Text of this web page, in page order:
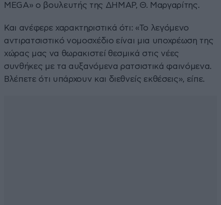
MEGA» ο βουλευτής της ΔΗΜΑΡ, Θ. Μαργαρίτης.
Και ανέφερε χαρακτηριστικά ότι: «Το λεγόμενο
αντιρατσιστικό νομοσχέδιο είναι μια υποχρέωση της
χώρας μας να θωρακιστεί θεσμικά στις νέες
συνθήκες με τα αυξανόμενα ρατσιστικά φαινόμενα.
Βλέπετε ότι υπάρχουν και διεθνείς εκθέσεις», είπε.